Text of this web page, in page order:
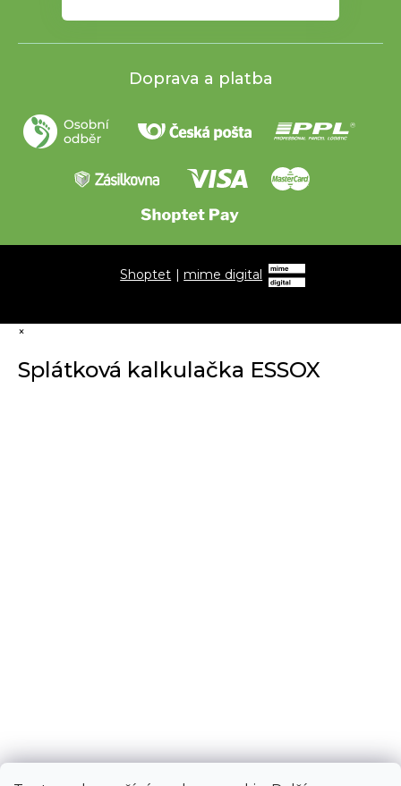
Doprava a platba
Shoptet |mime digital
×
Splátková kalkulačka ESSOX